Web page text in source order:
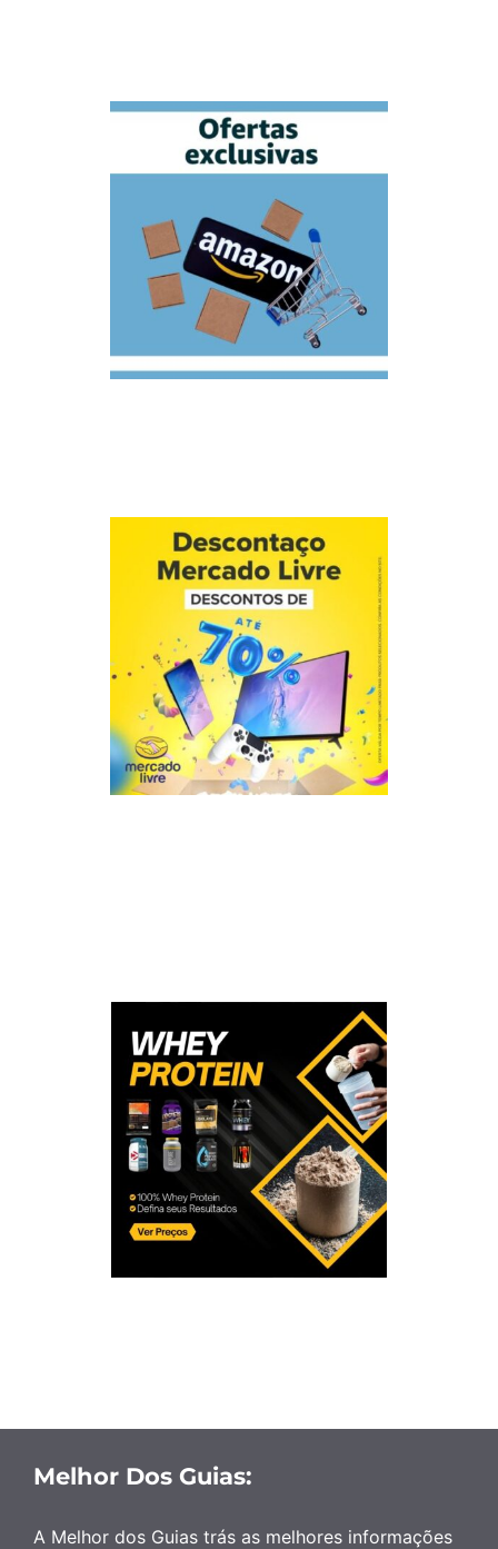
Melhor Dos Guias:
A Melhor dos Guias trás as melhores informações